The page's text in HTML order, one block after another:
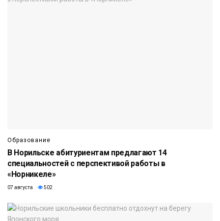
Образование
В Норильске абитуриентам предлагают 14
специальностей с перспективой работы в
«Норникеле»
07 августа 502